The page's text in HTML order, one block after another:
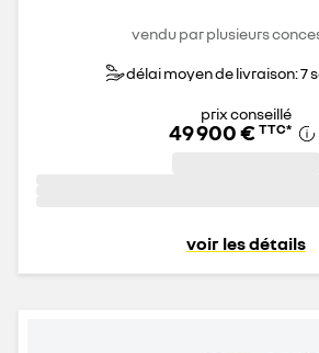
vendu par plusieurs
délai moyen de livraison: 7
prix conseillé
49 900 € TTC*
voir les détails